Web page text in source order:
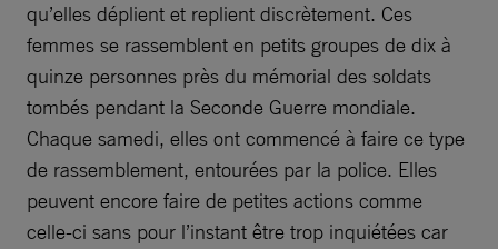
qu’elles déplient et replient discrètement. Ces
femmes se rassemblent en petits groupes de dix à
quinze personnes près du mémorial des soldats
tombés pendant la Seconde Guerre mondiale.
Chaque samedi, elles ont commencé à faire ce type
de rassemblement, entourées par la police. Elles
peuvent encore faire de petites actions comme
celle-ci sans pour l’instant être trop inquiétées car